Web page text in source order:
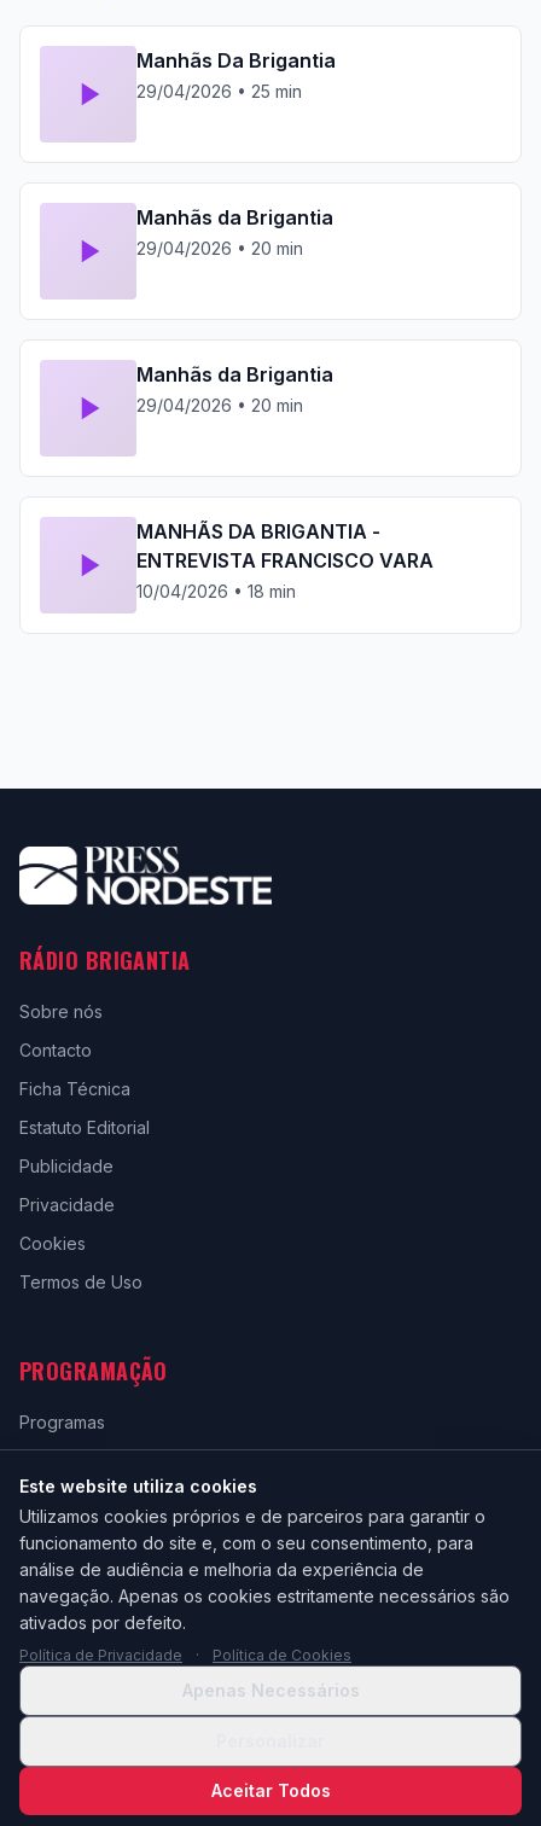
Manhãs Da Brigantia
29/04/2026 • 25 min
Manhãs da Brigantia
29/04/2026 • 20 min
Manhãs da Brigantia
29/04/2026 • 20 min
MANHÃS DA BRIGANTIA -
ENTREVISTA FRANCISCO VARA
10/04/2026 • 18 min
RÁDIO BRIGANTIA
Sobre nós
Contacto
Ficha Técnica
Estatuto Editorial
Publicidade
Privacidade
Cookies
Termos de Uso
PROGRAMAÇÃO
Programas
Ao Vivo
Gerir preferências de cookies
Este website utiliza cookies
Utilizamos cookies próprios e de parceiros para garantir o
funcionamento do site e, com o seu consentimento, para
análise de audiência e melhoria da experiência de
navegação. Apenas os cookies estritamente necessários são
ativados por defeito.
Política de Privacidade · Política de Cookies
Apenas Necessários
Aceitar Todos